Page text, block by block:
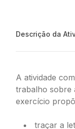
Descrição da
A atividade
trabalho sobre
exercício
traçar a